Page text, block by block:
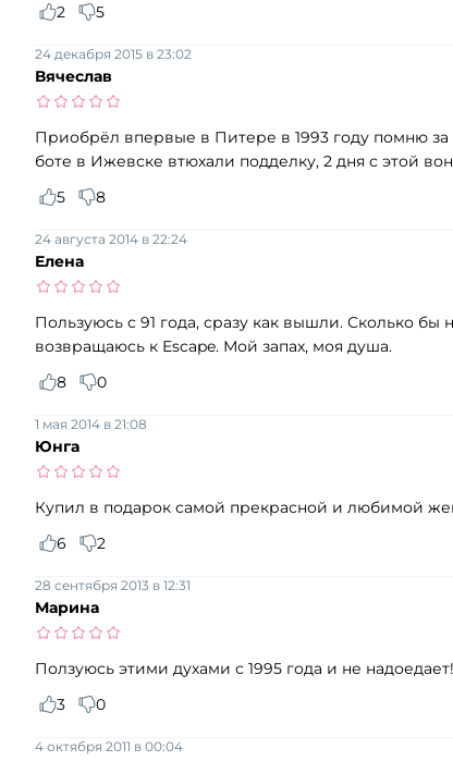
2
5
Вячеслав
24 декабря 2015 в 23:02
Приобрёл впервые в Питере в 1993 году помню
боте в Ижевске втюхали подделку, 2 дня с этой
5
8
Елена
24 августа 2014 в 22:24
Пользуюсь с 91 года, сразу как вышли. Сколько
возвращаюсь к Escape. Мой запах, моя душа.
8
0
Юнга
1 мая 2014 в 21:08
Купил в подарок самой прекрасной и любимой
6
2
Марина
28 сентября 2013 в 12:31
Ползуюсь этими духами с 1995 года и не надоедает!
3
0
4 октября 2011 в 00:04